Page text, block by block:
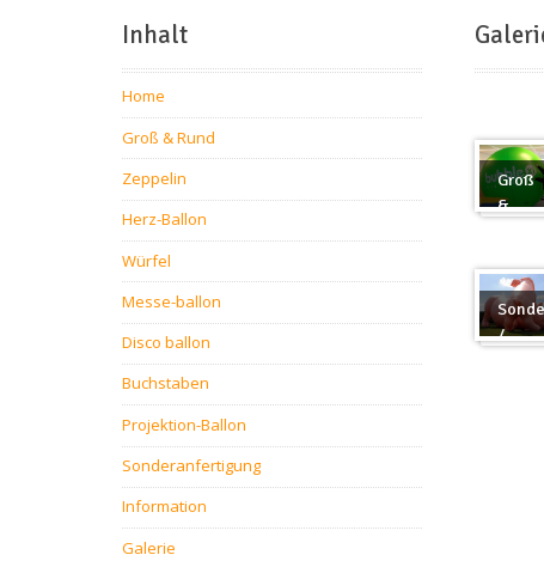
Inhalt
Home
Groß & Rund
Zeppelin
Herz-Ballon
Würfel
Messe-ballon
Disco ballon
Buchstaben
Projektion-Ballon
Sonderanfertigung
Information
Galerie
Groß
&
/